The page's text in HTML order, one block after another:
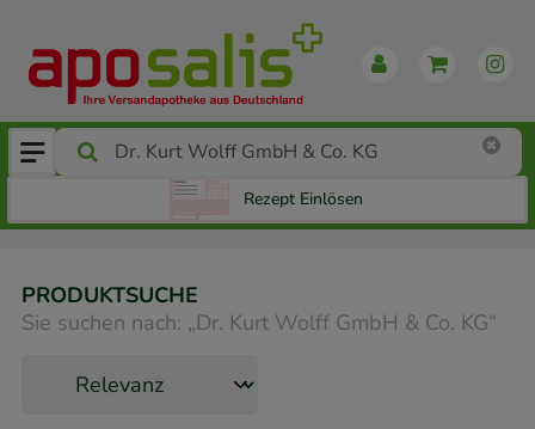
Rezept Einlösen
PRODUKTSUCHE
Sie suchen nach: „Dr. Kurt Wolff GmbH & Co. KG“